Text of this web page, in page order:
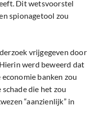
Dit wetsvoorstel
spionagetool zou
vrijgegeven door
werd beweerd dat
banken zou
die het zou
“aanzienlijk” in